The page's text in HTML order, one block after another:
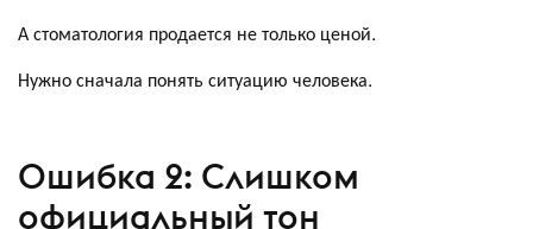
А стоматология продается не только ценой.
Нужно сначала понять ситуацию человека.
Ошибка 2: Слишком
официальный тон